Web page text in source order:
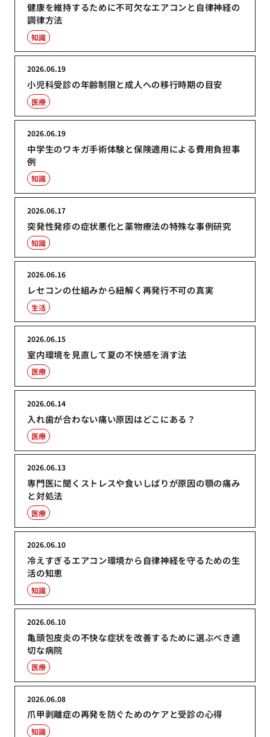
健康を維持するために不可欠なエアコンと自律神経の
調律方法
知識
小児科受診の年齢制限と成人への移行時期の目安
2026.06.19
医療
中学生のワキガ手術体験と保険適用による費用負担事
例
2026.06.19
知識
突発性発疹の症状悪化と薬物療法の特殊な事例研究
2026.06.17
知識
レセコンの仕組みから紐解く再発行不可の真実
2026.06.16
生活
室内環境を見直して夏の不快感を消す法
2026.06.15
医療
入れ歯が合わない痛い原因はどこにある？
2026.06.14
医療
専門医に聞くストレスや食いしばりが原因の顎の痛み
と対処法
2026.06.13
医療
冷えすぎるエアコン環境から自律神経を守るための生
活の知恵
2026.06.10
知識
亀頭包皮炎の不快な症状を改善するために選ぶべき適
切な病院
2026.06.10
医療
爪甲剥離症の再発を防ぐためのケアと受診の心得
2026.06.08
知識